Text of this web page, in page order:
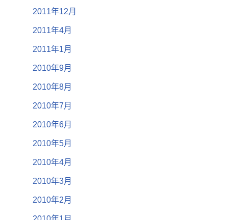
2011年12月
2011年4月
2011年1月
2010年9月
2010年8月
2010年7月
2010年6月
2010年5月
2010年4月
2010年3月
2010年2月